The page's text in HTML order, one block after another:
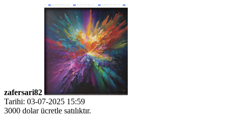
zafersari82
Tarihi: 03-07-2025 15:59
3000 dolar ücretle satılıktır.